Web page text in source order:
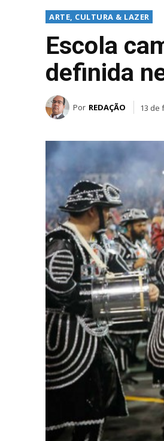
ARTE, CULTURA & LAZER
Escola
definida
Por REDAÇÃO 13 de